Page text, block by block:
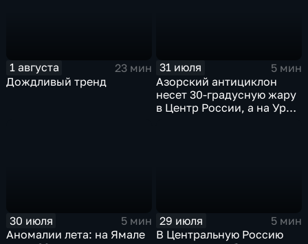
1 августа
23 мин
Дождливый тренд
31 июля
5 мин
Азорский антициклон
несет 30-градусную жару
в Центр России, а на Урал
30 июля
5 мин
Аномалии лета: на Ямале
29 июля
5 мин
В Центральную Россию